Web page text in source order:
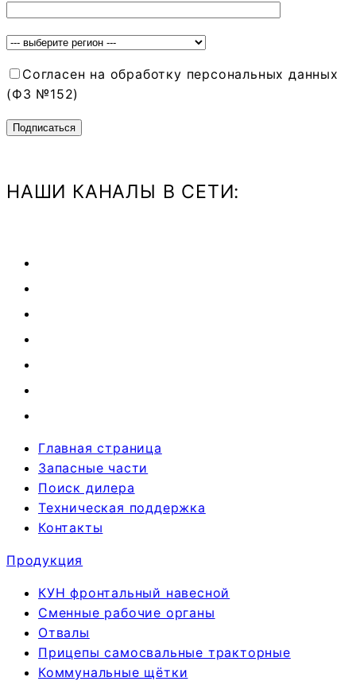
Согласен на обработку персональных данных
(ФЗ №152)
НАШИ КАНАЛЫ В СЕТИ:
Главная страница
Запасные части
Поиск дилера
Техническая поддержка
Контакты
Продукция
КУН фронтальный навесной
Сменные рабочие органы
Отвалы
Прицепы самосвальные тракторные
Коммунальные щётки